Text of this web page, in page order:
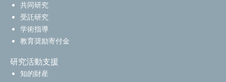
共同研究
受託研究
学術指導
教育奨励寄付金
研究活動支援
知的財産